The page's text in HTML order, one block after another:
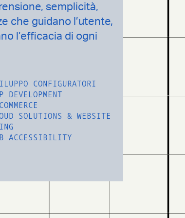
semplicità,
che guidano l’utente,
l’efficacia di ogni
CONFIGURATORI
DEVELOPMENT
SOLUTIONS & WEBSITE
ACCESSIBILITY